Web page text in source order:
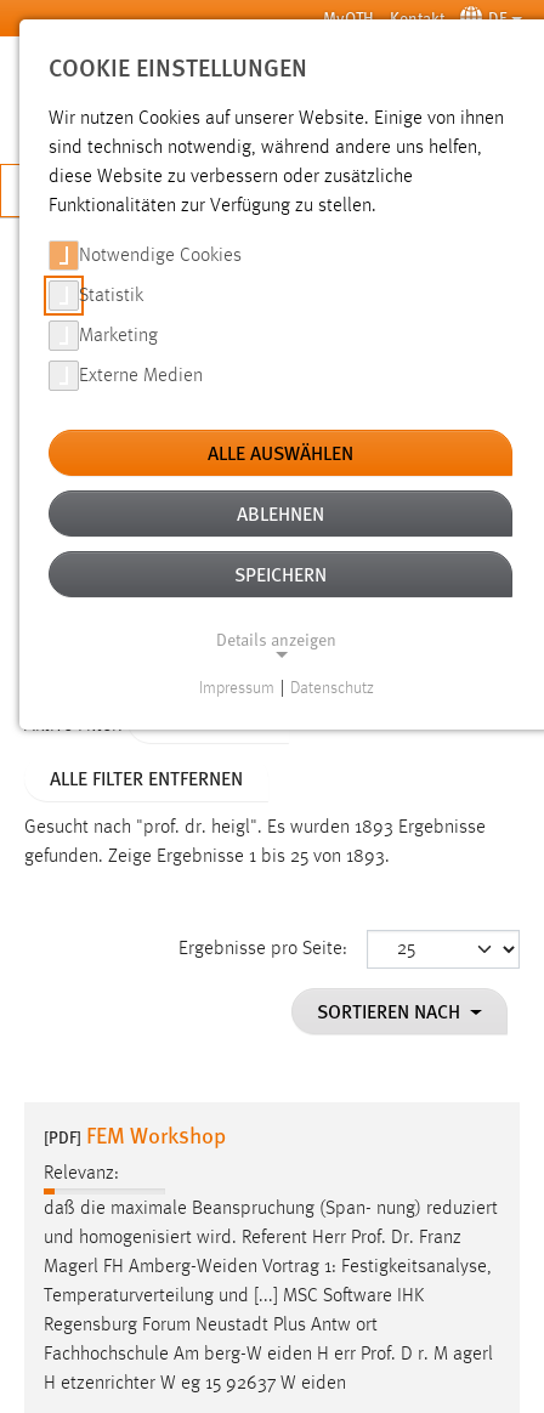
Zum Hauptinhalt springen MyOTH Kontakt DE
SUCHE
JETZT BEWERBEN
SUCHE
FILTER
Typ
Erstellungsdatum
Alter
Aktive Filter:
ALLE FILTER ENTFERNEN
Gesucht nach "prof. dr. heigl". Es wurden 1893 Ergebnisse
gefunden. Zeige Ergebnisse 1 bis 25 von 1893.
Ergebnisse pro Seite:
SORTIEREN NACH
[PDF] FEM Workshop
Relevanz:
daß die maximale Beanspruchung (Span- nung) reduziert
und homogenisiert wird. Referent Herr Prof. Dr. Franz
Magerl FH Amberg-Weiden Vortrag 1: Festigkeitsanalyse,
Temperaturverteilung und [...] MSC Software IHK
Regensburg Forum Neustadt Plus Antw ort
Fachhochschule Am berg-W eiden H err Prof. D r. M agerl
H etzenrichter W eg 15 92637 W eiden
COOKIE EINSTELLUNGEN
Wir nutzen Cookies auf unserer Website. Einige von ihnen
sind technisch notwendig, während andere uns helfen,
diese Website zu verbessern oder zusätzliche
Funktionalitäten zur Verfügung zu stellen.
Notwendige Cookies
Statistik
Marketing
Externe Medien
ALLE AUSWÄHLEN
ABLEHNEN
SPEICHERN
Details anzeigen
Funktionen und sind für die einwandfreie Funktion der
Einverständnis
cookie_consent
Dieser Cookie speichert die ausgewählten Einverständnis-
Performance
Name:
Zweck:
Für performante Seitenauslieferung wird in diesem Cookie
gespeichert, ob man eingeloggt ist.
Impressum Datenschutz